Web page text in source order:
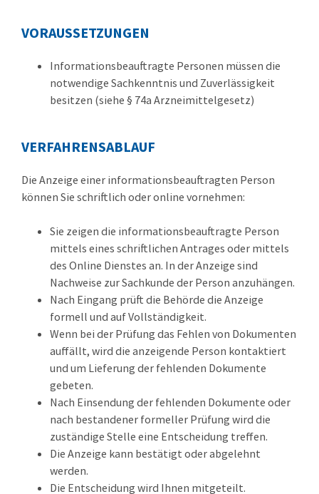
VORAUSSETZUNGEN
Informationsbeauftragte Personen müssen die
notwendige Sachkenntnis und Zuverlässigkeit
besitzen (siehe § 74a Arzneimittelgesetz)
VERFAHRENSABLAUF
Die Anzeige einer informationsbeauftragten Person
können Sie schriftlich oder online vornehmen:
Sie zeigen die informationsbeauftragte Person
mittels eines schriftlichen Antrages oder mittels
des Online Dienstes an. In der Anzeige sind
Nachweise zur Sachkunde der Person anzuhängen.
Nach Eingang prüft die Behörde die Anzeige
formell und auf Vollständigkeit.
Wenn bei der Prüfung das Fehlen von Dokumenten
auffällt, wird die anzeigende Person kontaktiert
und um Lieferung der fehlenden Dokumente
gebeten.
Nach Einsendung der fehlenden Dokumente oder
nach bestandener formeller Prüfung wird die
zuständige Stelle eine Entscheidung treffen.
Die Anzeige kann bestätigt oder abgelehnt
werden.
Die Entscheidung wird Ihnen mitgeteilt.